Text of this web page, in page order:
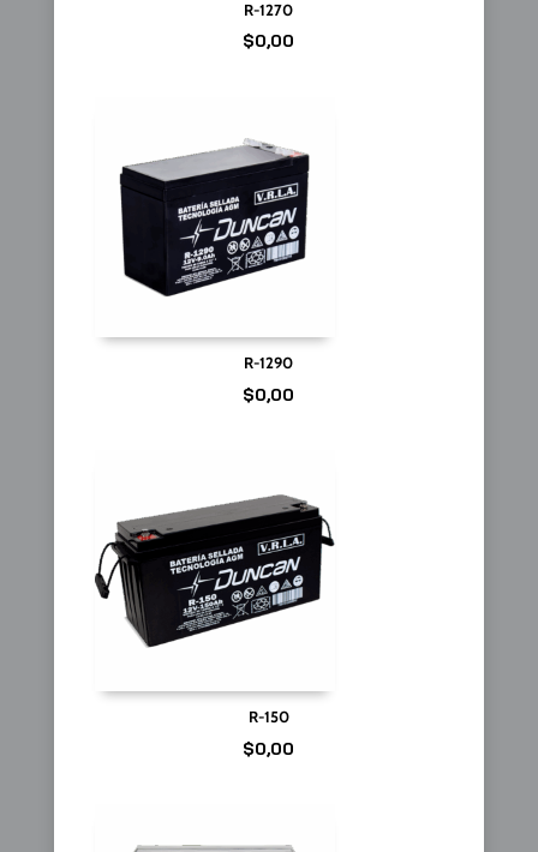
R-1270
$0,00
R-1290
$0,00
R-150
$0,00